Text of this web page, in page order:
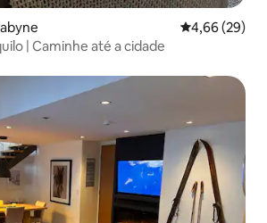
4,66 de uma
4,66 (29)
| Caminhe até a cidade